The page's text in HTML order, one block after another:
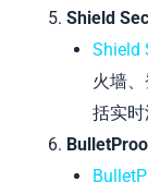
Shield
Shield
火墙
括实时